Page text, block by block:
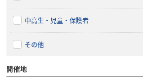
中高生・児童・保護者
その他
開催地